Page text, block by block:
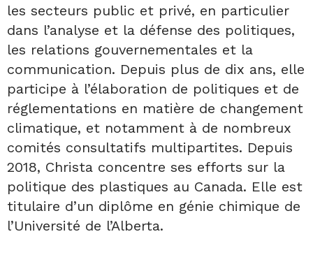
les secteurs public et privé, en particulier
dans l’analyse et la défense des politiques,
les relations gouvernementales et la
communication. Depuis plus de dix ans, elle
participe à l’élaboration de politiques et de
réglementations en matière de changement
climatique, et notamment à de nombreux
comités consultatifs multipartites. Depuis
2018, Christa concentre ses efforts sur la
politique des plastiques au Canada. Elle est
titulaire d’un diplôme en génie chimique de
l’Université de l’Alberta.